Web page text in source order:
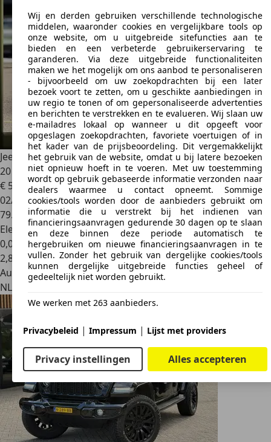
Jeep Wrangler4XE 4x4 Autom. SAHARA MY SKY TOP / LEER /
20 All S
€ 55.900
02/2022
79.416 km
Elektro/Benzine
0,0 l/100 km (gem.)
2,8
Autobedrijf
NL 6101 XK
Wij en derden gebruiken verschillende technologische
middelen, waaronder cookies en vergelijkbare tools op
onze website, om u uitgebreide sitefuncties aan te
bieden en een verbeterde gebruikerservaring te
garanderen. Via deze uitgebreide functionaliteiten
maken we het mogelijk om ons aanbod te personaliseren
- bijvoorbeeld om uw zoekopdrachten bij een later
bezoek voort te zetten, om u geschikte aanbiedingen in
uw regio te tonen of om gepersonaliseerde advertenties
en berichten te verstrekken en te evalueren. Wij slaan uw
e-mailadres lokaal op wanneer u dit opgeeft voor
opgeslagen zoekopdrachten, favoriete voertuigen of in
het kader van de prijsbeoordeling. Dit vergemakkelijkt
het gebruik van de website, omdat u bij latere bezoeken
niet opnieuw hoeft in te voeren. Met uw toestemming
wordt op gebruik gebaseerde informatie verzonden naar
dealers waarmee u contact opneemt. Sommige
cookies/tools worden door de aanbieders gebruikt om
informatie die u verstrekt bij het indienen van
financieringsaanvragen gedurende 30 dagen op te slaan
en deze binnen deze periode automatisch te
hergebruiken om nieuwe financieringsaanvragen in te
vullen. Zonder het gebruik van dergelijke cookies/tools
kunnen dergelijke uitgebreide functies geheel of
gedeeltelijk niet worden gebruikt.
We werken met 263 aanbieders.
Privacybeleid | Impressum | Lijst met providers
Privacy instellingen Alles accepteren